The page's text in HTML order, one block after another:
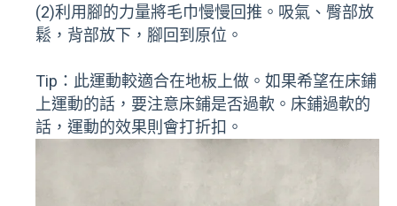
(2)利用腳的力量將毛巾慢慢回推。吸氣、臀部放
鬆，背部放下，腳回到原位。
Tip：此運動較適合在地板上做。如果希望在床鋪
上運動的話，要注意床鋪是否過軟。床鋪過軟的
話，運動的效果則會打折扣。